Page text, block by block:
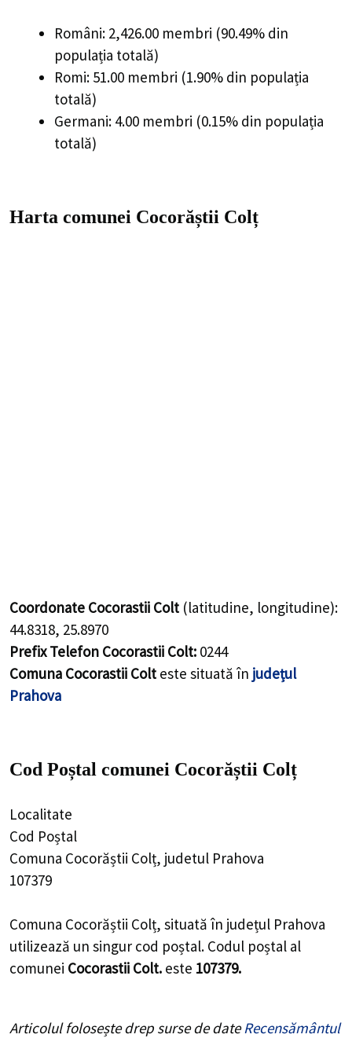
Români: 2,426.00 membri (90.49% din
populația totală)
Romi: 51.00 membri (1.90% din populația
totală)
Germani: 4.00 membri (0.15% din populația
totală)
Harta comunei Cocorăștii Colț
Coordonate Cocorastii Colt (latitudine, longitudine):
44.8318, 25.8970
Prefix Telefon Cocorastii Colt: 0244
Comuna Cocorastii Colt este situată în județul
Prahova
Cod Poștal comunei Cocorăștii Colț
Localitate
Cod Poștal
Comuna Cocorăștii Colț, judetul Prahova
107379
Comuna Cocorăștii Colț, situată în județul Prahova
utilizează un singur cod poștal. Codul poștal al
comunei Cocorastii Colt. este 107379.
Articolul folosește drep surse de dateRecensământul